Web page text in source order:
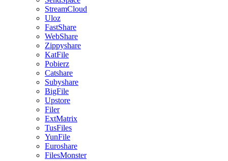
StreamCloud
Uloz
FastShare
WebShare
Zippyshare
KatFile
Pobierz
Catshare
Subyshare
BigFile
Upstore
Filer
ExtMatrix
TusFiles
YunFile
Euroshare
FilesMonster